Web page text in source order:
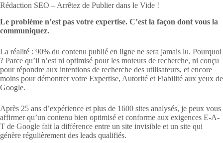
Rédaction SEO – Arrêtez de Publier dans le Vide !
Le problème n’est pas votre expertise. C’est la façon dont vous la
communiquez.
La réalité : 90% du contenu publié en ligne ne sera jamais lu. Pourquoi
? Parce qu’il n’est ni optimisé pour les moteurs de recherche, ni conçu
pour répondre aux intentions de recherche des utilisateurs, et encore
moins pour démontrer votre Expertise, Autorité et Fiabilité aux yeux de
Google.
Après 25 ans d’expérience et plus de 1600 sites analysés, je peux vous
affirmer qu’un contenu bien optimisé et conforme aux exigences E-A-
T de Google fait la différence entre un site invisible et un site qui
génère régulièrement des leads qualifiés.